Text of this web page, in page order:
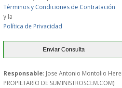
LIMPIEZA
MAQUINARIA DE
ELABORACI�N
Términos y Condiciones de Contratación
y la
Política de Privacidad
Responsable: Jose Antonio Montolio
PROPIETARIO DE SUMINISTROSCEM.COM)